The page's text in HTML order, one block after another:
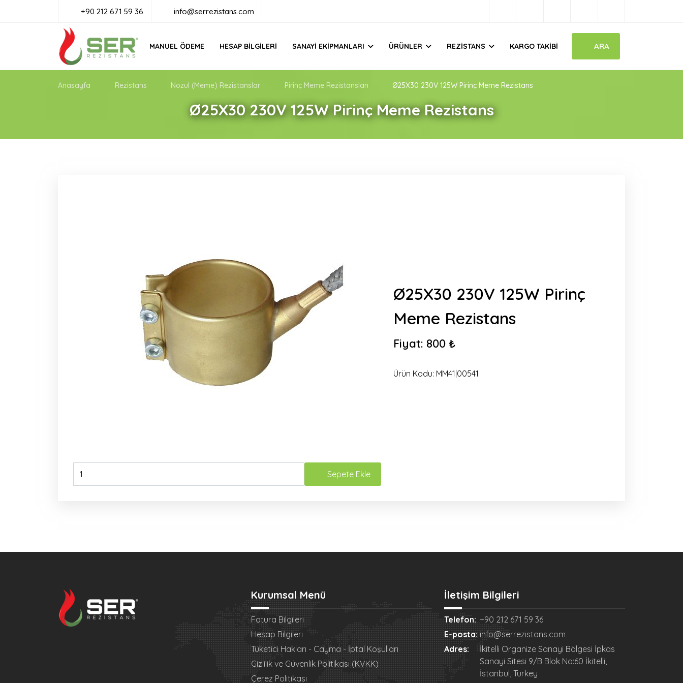
+90 212 671 59 36 info@serrezistans.com
MANUEL ÖDEME HESAP BILGILERI SANAYI EKIPMANLARI ÜRÜNLER REZISTANS KARGO TAKIBI ARA
Ø25X30 230V 125W Pirinç Meme Rezistans
Anasayfa Rezistans Nozul (Meme) Rezistanslar Pirinç Meme Rezistansları Ø25X30 230V 125W Pirinç Meme Rezistans
Sepete Ekle
Ø25X30 230V 125W Pirinç
Meme Rezistans
Fiyat: 800 ₺
Ürün Kodu: MM41|00541
Kurumsal Menü
Fatura Bilgileri
Hesap Bilgileri
Tüketici Hakları - Cayma - İptal Koşulları
Gizlilik ve Güvenlik Politikası (KVKK)
Çerez Politikası
İletişim Bilgileri
Telefon: +90 212 671 59 36
E-posta: info@serrezistans.com
Adres:
İkitelli Organize Sanayi Bölgesi İpkas
Sanayi Sitesi 9/B Blok No:60 İkitelli,
İstanbul, Turkey